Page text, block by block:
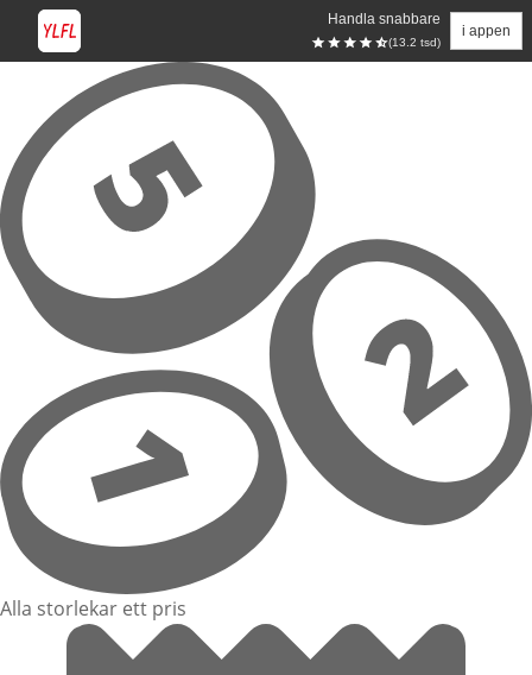
Handla snabbare
(13.2 tsd)
i appen
Hoppa till huvudinnehåll
Alla storlekar ett pris